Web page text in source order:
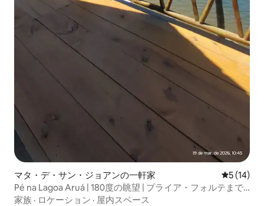
マタ・デ・サン・ジョアンの一軒家 レビュー
5 (14)
Pé na Lagoa Aruá | 180度の眺望 | プライア・フォルテまで
15分
家族 · ロケーション · 屋内スペース